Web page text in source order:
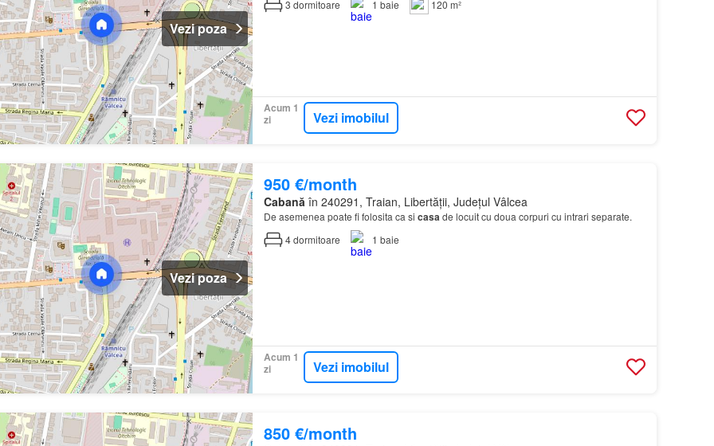
Vezi poza
3 dormitoare 1 baie 120 m²
Acum 1
zi
Vezi imobilul
Vezi poza
950 €/month
Cabană în 240291, Traian, Libertății, Județul Vâlcea
De asemenea poate fi folosita ca si casa de locuit cu doua corpuri cu intrari separate.
4dormitoare 1 baie
Acum 1
zi
Vezi imobilul
850 €/month